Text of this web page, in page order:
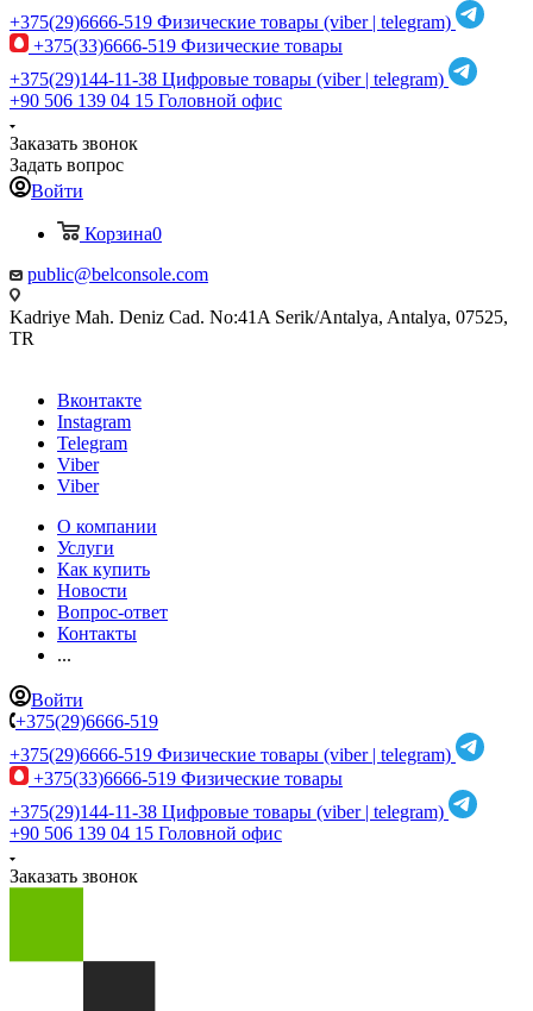
+375(29)6666-519 Физические товары (viber | telegram)
+375(33)6666-519 Физические товары
+375(29)144-11-38 Цифровые товары (viber | telegram)
+90 506 139 04 15 Головной офис
Заказать звонок
Задать вопрос
Войти
Корзина0
public@belconsole.com
Kadriye Mah. Deniz Cad. No:41A Serik/Antalya, Antalya, 07525,
TR
Вконтакте
Instagram
Telegram
Viber
Viber
О компании
Услуги
Как купить
Новости
Вопрос-ответ
Контакты
...
Войти
+375(29)6666-519
+375(29)6666-519 Физические товары (viber | telegram)
+375(33)6666-519 Физические товары
+375(29)144-11-38 Цифровые товары (viber | telegram)
+90 506 139 04 15 Головной офис
Заказать звонок